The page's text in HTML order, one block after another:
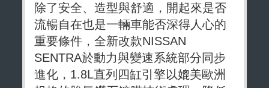
除了安全、造型與舒適，開起來是否
流暢自在也是一輛車能否深得人心的
重要條件，全新改款NISSAN
SENTRA於動力與變速系統部分同步
進化，1.8L直列四缸引擎以媲美歐洲